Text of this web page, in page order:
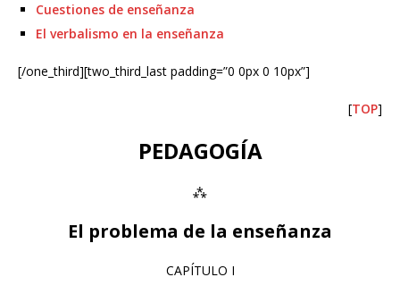
Cuestiones de enseñanza
El verbalismo en la enseñanza
[/one_third][two_third_last padding=”0 0px 0 10px”]
[TOP]
PEDAGOGÍA
⁂
El problema de la enseñanza
CAPÍTULO I